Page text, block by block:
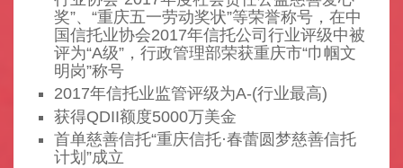
奖”、“重庆五一劳动奖状”等荣誉称号，在中
国信托业协会2017年信托公司行业评级中被
评为“A级”，行政管理部荣获重庆市“巾帼文
明岗”称号
2017年信托业监管评级为A-(行业最高)
获得QDII额度5000万美金
首单慈善信托“重庆信托·春蕾圆梦慈善信托
计划”成立